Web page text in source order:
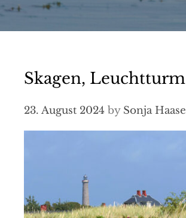
Skagen, Leuchtturm
23. August 2024 by Sonja Haase